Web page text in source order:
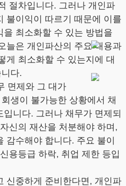
절차입니다. 그러나 개인파
불이익이 따르기 때문에 이를
을 최소화할 수 있는 방법을
늘은 개인파산의 주요 내용과
게 최소화할 수 있는지에 대
다.
면제와 그 대가
생이 불가능한 상황에서 채
니다. 그러나 채무가 면제되
신의 재산을 처분해야 하며,
감수해야 합니다. 주요 불이
용등급 하락, 취업 제한 등입
신중하게 준비한다면, 개인파